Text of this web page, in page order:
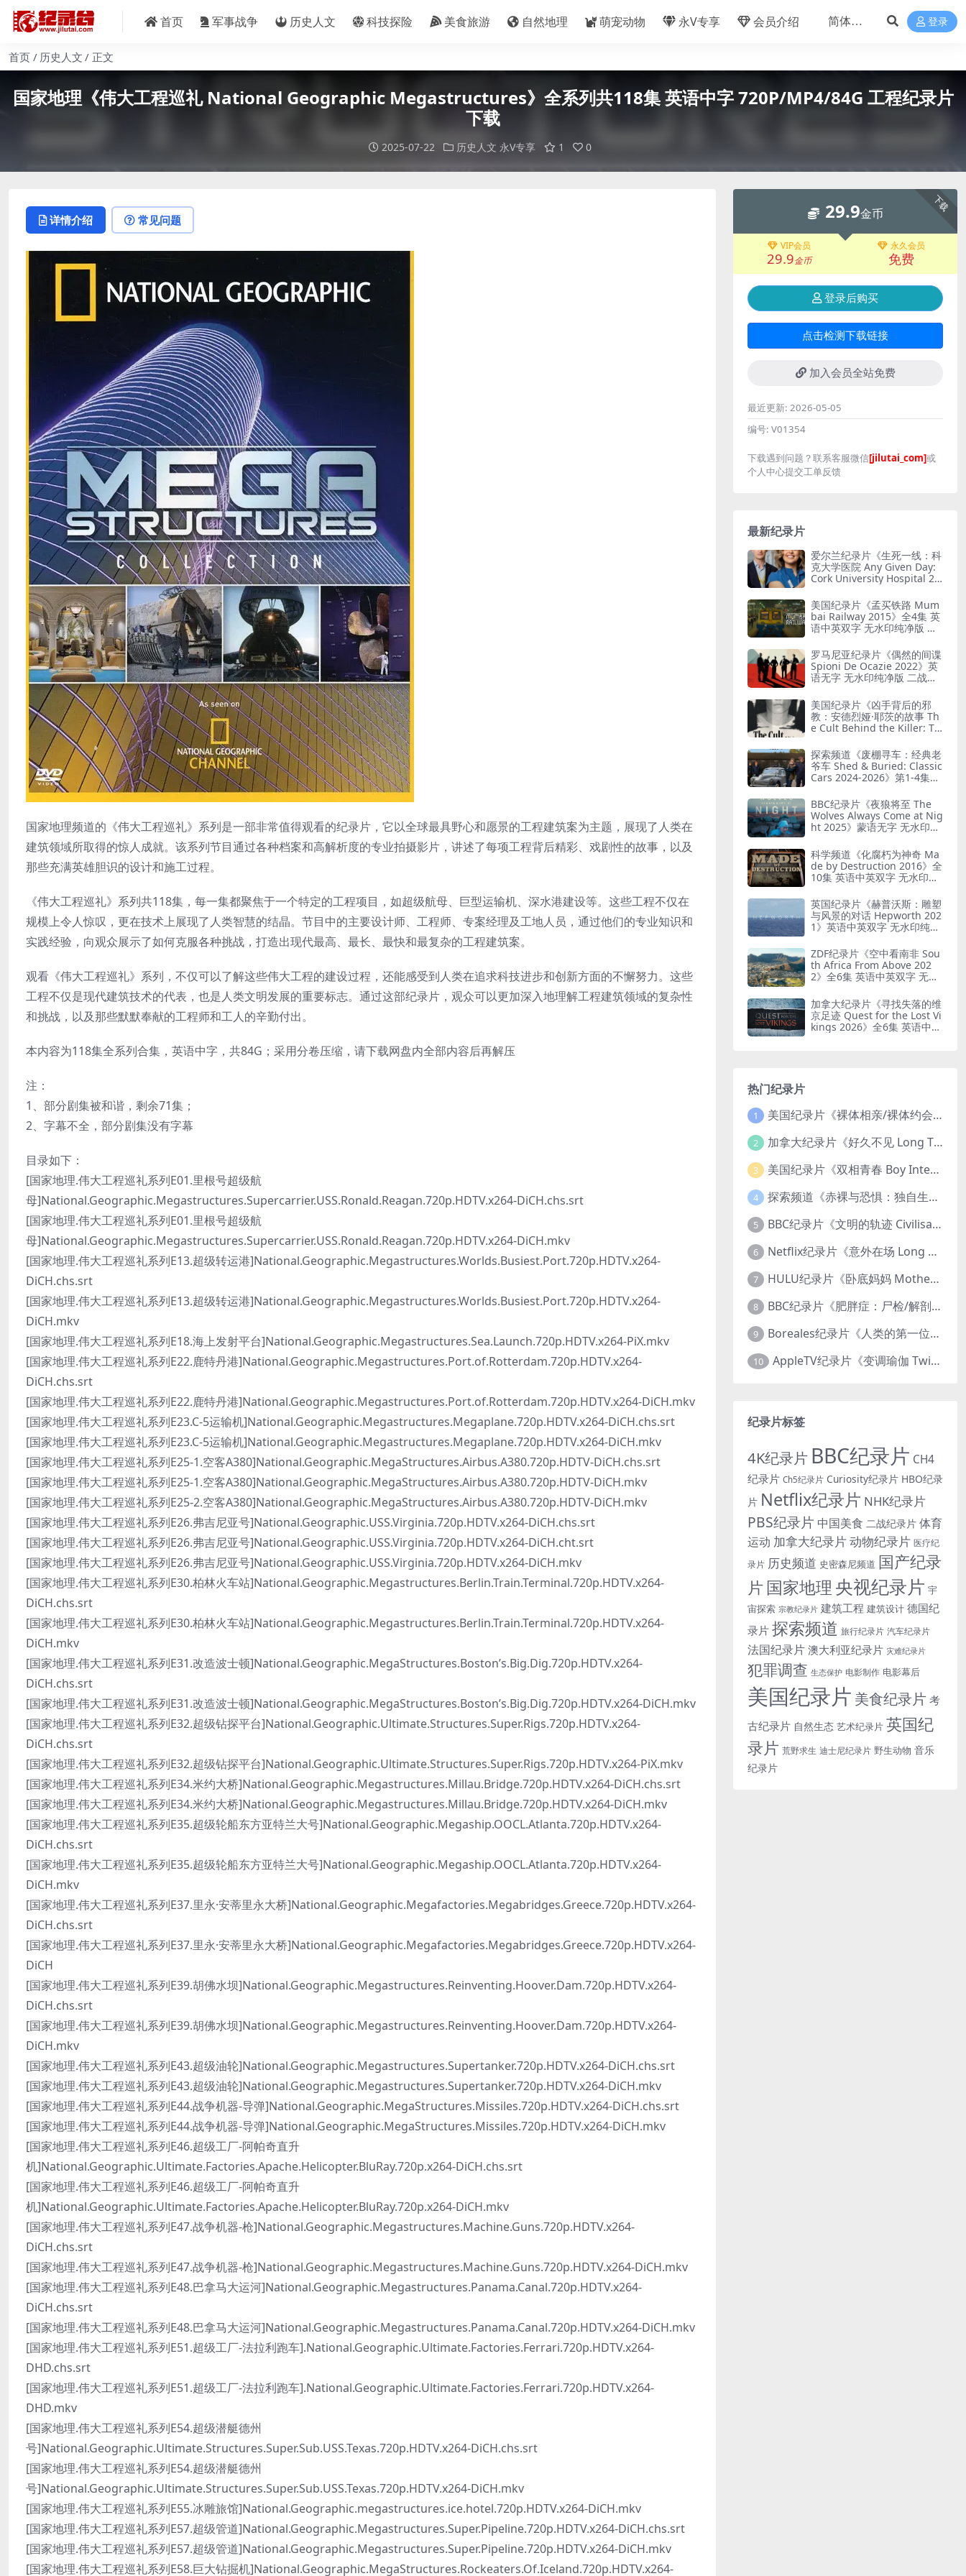
首页 军事战争 历史人文 科技探险 美食旅游 自然地理 萌宠动物 永V专享 会员介绍 登录
首页 历史人文 正文
国家地理《伟大工程巡礼 National Geographic Megastructures》全系列共118集 英语中字 720P/MP4/84G 工程纪录片
下载
2025-07-22 历史人文 永V专享 1 0
详情介绍 常见问题
国家地理频道的《伟大工程巡礼》系列是一部非常值得观看的纪录片，它以全球最具野心和愿景的工程建筑案为主题，展现了人类在
建筑领域所取得的惊人成就。该系列节目通过各种档案和高解析度的专业拍摄影片，讲述了每项工程背后精彩、戏剧性的故事，以及
那些充满英雄胆识的设计和施工过程。
《伟大工程巡礼》系列共118集，每一集都聚焦于一个特定的工程项目，如超级航母、巨型运输机、深水港建设等。这些工程不仅在
规模上令人惊叹，更在技术上展现了人类智慧的结晶。节目中的主要设计师、工程师、专案经理及工地人员，通过他们的专业知识和
实践经验，向观众展示了如何克服各种挑战，打造出现代最高、最长、最快和最复杂的工程建筑案。
观看《伟大工程巡礼》系列，不仅可以了解这些伟大工程的建设过程，还能感受到人类在追求科技进步和创新方面的不懈努力。这些
工程不仅是现代建筑技术的代表，也是人类文明发展的重要标志。通过这部纪录片，观众可以更加深入地理解工程建筑领域的复杂性
和挑战，以及那些默默奉献的工程师和工人的辛勤付出。
本内容为118集全系列合集，英语中字，共84G；采用分卷压缩，请下载网盘内全部内容后再解压
注：
1、部分剧集被和谐，剩余71集；
2、字幕不全，部分剧集没有字幕
目录如下：
[国家地理.伟大工程巡礼系列E01.里根号超级航
母]National.Geographic.Megastructures.Supercarrier.USS.Ronald.Reagan.720p.HDTV.x264-DiCH.chs.srt
[国家地理.伟大工程巡礼系列E01.里根号超级航
母]National.Geographic.Megastructures.Supercarrier.USS.Ronald.Reagan.720p.HDTV.x264-DiCH.mkv
[国家地理.伟大工程巡礼系列E13.超级转运港]National.Geographic.Megastructures.Worlds.Busiest.Port.720p.HDTV.x264-
DiCH.chs.srt
[国家地理.伟大工程巡礼系列E13.超级转运港]National.Geographic.Megastructures.Worlds.Busiest.Port.720p.HDTV.x264-
DiCH.mkv
[国家地理.伟大工程巡礼系列E18.海上发射平台]National.Geographic.Megastructures.Sea.Launch.720p.HDTV.x264-PiX.mkv
[国家地理.伟大工程巡礼系列E22.鹿特丹港]National.Geographic.Megastructures.Port.of.Rotterdam.720p.HDTV.x264-
DiCH.chs.srt
[国家地理.伟大工程巡礼系列E22.鹿特丹港]National.Geographic.Megastructures.Port.of.Rotterdam.720p.HDTV.x264-DiCH.mkv
[国家地理.伟大工程巡礼系列E23.C-5运输机]National.Geographic.Megastructures.Megaplane.720p.HDTV.x264-DiCH.chs.srt
[国家地理.伟大工程巡礼系列E23.C-5运输机]National.Geographic.Megastructures.Megaplane.720p.HDTV.x264-DiCH.mkv
[国家地理.伟大工程巡礼系列E25-1.空客A380]National.Geographic.MegaStructures.Airbus.A380.720p.HDTV-DiCH.chs.srt
[国家地理.伟大工程巡礼系列E25-1.空客A380]National.Geographic.MegaStructures.Airbus.A380.720p.HDTV-DiCH.mkv
[国家地理.伟大工程巡礼系列E25-2.空客A380]National.Geographic.MegaStructures.Airbus.A380.720p.HDTV-DiCH.mkv
[国家地理.伟大工程巡礼系列E26.弗吉尼亚号]National.Geographic.USS.Virginia.720p.HDTV.x264-DiCH.chs.srt
[国家地理.伟大工程巡礼系列E26.弗吉尼亚号]National.Geographic.USS.Virginia.720p.HDTV.x264-DiCH.cht.srt
[国家地理.伟大工程巡礼系列E26.弗吉尼亚号]National.Geographic.USS.Virginia.720p.HDTV.x264-DiCH.mkv
[国家地理.伟大工程巡礼系列E30.柏林火车站]National.Geographic.Megastructures.Berlin.Train.Terminal.720p.HDTV.x264-
DiCH.chs.srt
[国家地理.伟大工程巡礼系列E30.柏林火车站]National.Geographic.Megastructures.Berlin.Train.Terminal.720p.HDTV.x264-
DiCH.mkv
[国家地理.伟大工程巡礼系列E31.改造波士顿]National.Geographic.MegaStructures.Boston’s.Big.Dig.720p.HDTV.x264-
DiCH.chs.srt
[国家地理.伟大工程巡礼系列E31.改造波士顿]National.Geographic.MegaStructures.Boston’s.Big.Dig.720p.HDTV.x264-DiCH.mkv
[国家地理.伟大工程巡礼系列E32.超级钻探平台]National.Geographic.Ultimate.Structures.Super.Rigs.720p.HDTV.x264-
DiCH.chs.srt
[国家地理.伟大工程巡礼系列E32.超级钻探平台]National.Geographic.Ultimate.Structures.Super.Rigs.720p.HDTV.x264-PiX.mkv
[国家地理.伟大工程巡礼系列E34.米约大桥]National.Geographic.Megastructures.Millau.Bridge.720p.HDTV.x264-DiCH.chs.srt
[国家地理.伟大工程巡礼系列E34.米约大桥]National.Geographic.Megastructures.Millau.Bridge.720p.HDTV.x264-DiCH.mkv
[国家地理.伟大工程巡礼系列E35.超级轮船东方亚特兰大号]National.Geographic.Megaship.OOCL.Atlanta.720p.HDTV.x264-
DiCH.chs.srt
[国家地理.伟大工程巡礼系列E35.超级轮船东方亚特兰大号]National.Geographic.Megaship.OOCL.Atlanta.720p.HDTV.x264-
DiCH.mkv
[国家地理.伟大工程巡礼系列E37.里永·安蒂里永大桥]National.Geographic.Megafactories.Megabridges.Greece.720p.HDTV.x264-
DiCH.chs.srt
[国家地理.伟大工程巡礼系列E37.里永·安蒂里永大桥]National.Geographic.Megafactories.Megabridges.Greece.720p.HDTV.x264-
DiCH
[国家地理.伟大工程巡礼系列E39.胡佛水坝]National.Geographic.Megastructures.Reinventing.Hoover.Dam.720p.HDTV.x264-
DiCH.chs.srt
[国家地理.伟大工程巡礼系列E39.胡佛水坝]National.Geographic.Megastructures.Reinventing.Hoover.Dam.720p.HDTV.x264-
DiCH.mkv
[国家地理.伟大工程巡礼系列E43.超级油轮]National.Geographic.Megastructures.Supertanker.720p.HDTV.x264-DiCH.chs.srt
[国家地理.伟大工程巡礼系列E43.超级油轮]National.Geographic.Megastructures.Supertanker.720p.HDTV.x264-DiCH.mkv
[国家地理.伟大工程巡礼系列E44.战争机器-导弹]National.Geographic.MegaStructures.Missiles.720p.HDTV.x264-DiCH.chs.srt
[国家地理.伟大工程巡礼系列E44.战争机器-导弹]National.Geographic.MegaStructures.Missiles.720p.HDTV.x264-DiCH.mkv
[国家地理.伟大工程巡礼系列E46.超级工厂-阿帕奇直升
机]National.Geographic.Ultimate.Factories.Apache.Helicopter.BluRay.720p.x264-DiCH.chs.srt
[国家地理.伟大工程巡礼系列E46.超级工厂-阿帕奇直升
机]National.Geographic.Ultimate.Factories.Apache.Helicopter.BluRay.720p.x264-DiCH.mkv
[国家地理.伟大工程巡礼系列E47.战争机器-枪]National.Geographic.Megastructures.Machine.Guns.720p.HDTV.x264-
DiCH.chs.srt
[国家地理.伟大工程巡礼系列E47.战争机器-枪]National.Geographic.Megastructures.Machine.Guns.720p.HDTV.x264-DiCH.mkv
[国家地理.伟大工程巡礼系列E48.巴拿马大运河]National.Geographic.Megastructures.Panama.Canal.720p.HDTV.x264-
DiCH.chs.srt
[国家地理.伟大工程巡礼系列E48.巴拿马大运河]National.Geographic.Megastructures.Panama.Canal.720p.HDTV.x264-DiCH.mkv
[国家地理.伟大工程巡礼系列E51.超级工厂-法拉利跑车].National.Geographic.Ultimate.Factories.Ferrari.720p.HDTV.x264-
DHD.chs.srt
[国家地理.伟大工程巡礼系列E51.超级工厂-法拉利跑车].National.Geographic.Ultimate.Factories.Ferrari.720p.HDTV.x264-
DHD.mkv
[国家地理.伟大工程巡礼系列E54.超级潜艇德州
号]National.Geographic.Ultimate.Structures.Super.Sub.USS.Texas.720p.HDTV.x264-DiCH.chs.srt
[国家地理.伟大工程巡礼系列E54.超级潜艇德州
号]National.Geographic.Ultimate.Structures.Super.Sub.USS.Texas.720p.HDTV.x264-DiCH.mkv
[国家地理.伟大工程巡礼系列E55.冰雕旅馆]National.Geographic.megastructures.ice.hotel.720p.HDTV.x264-DiCH.mkv
[国家地理.伟大工程巡礼系列E57.超级管道]National.Geographic.Megastructures.Super.Pipeline.720p.HDTV.x264-DiCH.chs.srt
[国家地理.伟大工程巡礼系列E57.超级管道]National.Geographic.Megastructures.Super.Pipeline.720p.HDTV.x264-DiCH.mkv
[国家地理.伟大工程巡礼系列E58.巨大钻掘机]National.Geographic.MegaStructures.Rockeaters.Of.Iceland.720p.HDTV.x264-
下载
29.9金币
VIP会员
29.9金币
永久会员
免费
登录后购买
点击检测下载链接
加入会员全站免费
最近更新: 2026-05-05
编号: V01354
下载遇到问题？联系客服微信[jilutai_com]或
个人中心提交工单反馈
最新纪录片
爱尔兰纪录片《生死一线：科
克大学医院 Any Given Day:
Cork University Hospital 20
水印纯净版 爱尔兰医院
美国纪录片《孟买铁路 Mum
bai Railway 2015》全4集 英
语中英双字 无水印纯净版 孟
罗马尼亚纪录片《偶然的间谍
Spioni De Ocazie 2022》英
语无字 无水印纯净版 二战谍
美国纪录片《凶手背后的邪
教：安德烈娅·耶茨的故事 Th
e Cult Behind the Killer: Th
6》全3集 英语中英双字 无水
印纯净版 精神控制
探索频道《废棚寻车：经典老
爷车 Shed & Buried: Classic
Cars 2024-2026》第1-4集全
净版 翻新老爷车
BBC纪录片《夜狼将至 The
Wolves Always Come at Nig
ht 2025》蒙语无字 无水印纯
科学频道《化腐朽为神奇 Ma
de by Destruction 2016》全
10集 英语中英双字 无水印纯
英国纪录片《赫普沃斯：雕塑
与风景的对话 Hepworth 202
1》英语中英双字 无水印纯净
ZDF纪录片《空中看南非 Sou
th Africa From Above 202
2》全6集 英语中英双字 无水
加拿大纪录片《寻找失落的维
京足迹 Quest for the Lost Vi
kings 2026》全6集 英语中英
热门纪录片
1 美国纪录片《裸体相亲/裸体约会 Dating Naked 2014-2016》第1-3季全33集 英语中英双字 无水印纯净版 1080P/MKV/85.6G 裸体相亲真人秀
2 加拿大纪录片《好久不见 Long Time Comin 1993》英语中英双字 官方纯净版 1080P/MKV/1G 女同性艺术家
3 美国纪录片《双相青春 Boy Interrupted 2009》英语中英双字 官方纯净版 1080P/MKV/1.43G 青少年躁郁症
4 探索频道《赤裸与恐惧：独自生存/赤裸荒野求生 Naked and Afraid: Solo 2023》第一季全8集 英语中英双字 官方纯净版 高码1080P/MKV/45.4G
5 BBC纪录片《文明的轨迹 Civilisations 1969》全13集 英语中英双字 高清收藏版 1080P/MKV/64.1G 西方艺术史话
6 Netflix纪录片《意外在场 Long Shot 2017》英语中字 720P/NKV/1.06GB 美国谋杀误判案件
7 HULU纪录片《卧底妈妈 Mother Undercover 2023》全4集 英语中英双字 官方纯净版 1080P/MKV/7.6G 拯救孩子
8 BBC纪录片《肥胖症：尸检/解剖肥胖 Obesity: The Post Mortem 2016》英语中英双字 无水印纯净版 1080P/MKV/1.03G
9 Boreales纪录片《人类的第一位动物朋友：人类和狗的神奇故事 Man’s First Friend 2018》英语中英双字 1080P/MP4/1.8G 狗的神奇故事
10 AppleTV纪录片《变调瑜伽 Twisted Yoga 2026》全3集 英语中英双字 无水印纯净版 1080P/MKV/10G 瑜伽大师背后的真相
纪录片标签
4K纪录片 BBC纪录片 CH4
纪录片 Ch5纪录片 Curiosity纪录片 HBO纪录
片 Netflix纪录片 NHK纪录片
PBS纪录片 中国美食 二战纪录片 体育
运动 加拿大纪录片动物纪录片 医疗纪
录片 历史频道 史密森尼频道 国产纪录
片 国家地理 央视纪录片 宇
宙探索 宗教纪录片 建筑工程 建筑设计 德国纪
录片 探索频道 旅行纪录片 汽车纪录片
法国纪录片 澳大利亚纪录片 灾难纪录片
犯罪调查 生态保护 电影制作 电影幕后
美国纪录片 美食纪录片考
古纪录片 自然生态 艺术纪录片 英国纪
录片 荒野求生 迪士尼纪录片 野生动物 音乐
纪录片